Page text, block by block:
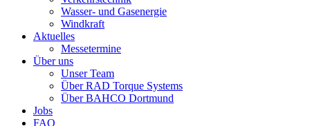
Wasser- und Gasenergie
Windkraft
Aktuelles
Messetermine
Über uns
Unser Team
Über RAD Torque Systems
Über BAHCO Dortmund
Jobs
FAQ